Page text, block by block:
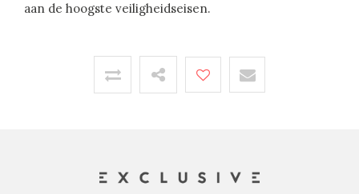
aan de hoogste veiligheidseisen.